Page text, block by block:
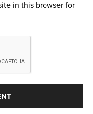
in this browser for